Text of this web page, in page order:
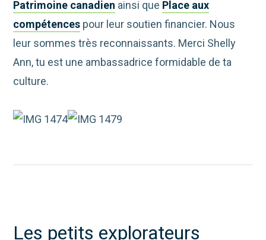
Patrimoine canadien ainsi que Place aux
compétences pour leur soutien financier. Nous
leur sommes très reconnaissants. Merci Shelly
Ann, tu est une ambassadrice formidable de ta
culture.
Les petits explorateurs